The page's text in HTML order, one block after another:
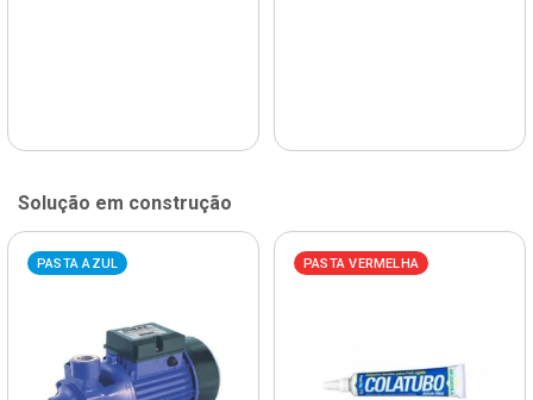
Solução em construção
PASTA AZUL PASTA VERMELHA